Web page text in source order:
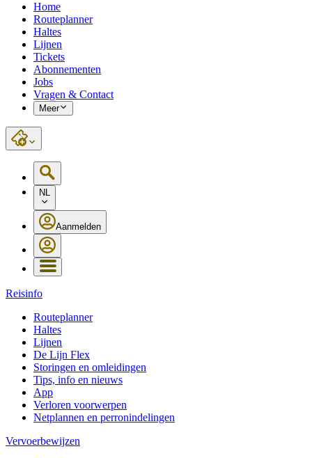
Home
Routeplanner
Haltes
Lijnen
Tickets
Abonnementen
Jobs
Vragen & Contact
Meer
NL
Aanmelden
Reisinfo
Routeplanner
Haltes
Lijnen
De Lijn Flex
Storingen en omleidingen
Tips, info en nieuws
App
Verloren voorwerpen
Netplannen en perronindelingen
Vervoerbewijzen